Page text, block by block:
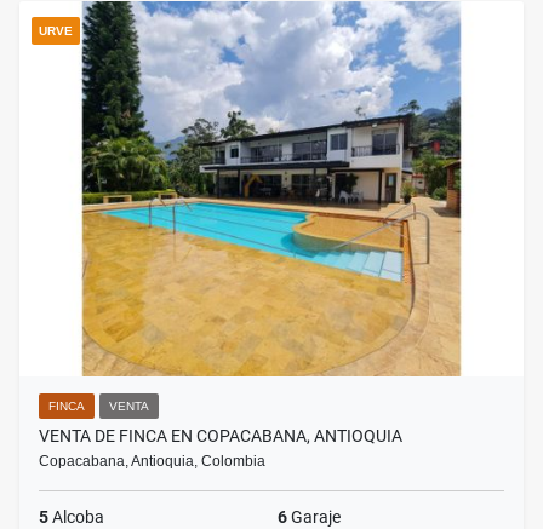
URVE
FINCA VENTA
VENTA DE FINCA EN COPACABANA, ANTIOQUIA
Copacabana, Antioquia, Colombia
5Alcoba 6Garaje